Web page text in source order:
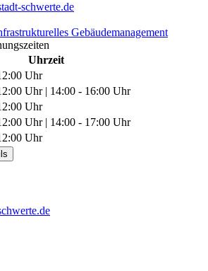
schwerte.de
Gebäudemanagement
Uhrzeit
Uhr
Uhr | 14:00 - 16:00 Uhr
Uhr
Uhr | 14:00 - 17:00 Uhr
Uhr